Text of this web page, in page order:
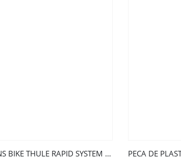
TRANS BIKE THULE RAPID SYSTEM 4 PCS (754)